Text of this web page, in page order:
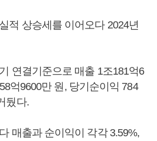
적 상승세를 이어오다 2024년
연결기준으로 매출 1조181억6
억9600만 원, 당기순이익 784
뒀다.
매출과 순이익이 각각 3.59%,